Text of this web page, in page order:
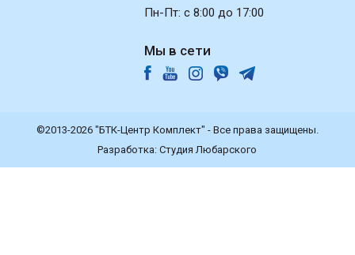
Пн-Пт: с 8:00 до 17:00
Мы в сети
©2013-2026 "БТК-Центр Комплект" - Все права защищены.
Разработка:Студия Любарского